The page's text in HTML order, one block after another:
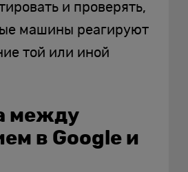
и проверять,
машины реагируют
той или иной
между
в Google и